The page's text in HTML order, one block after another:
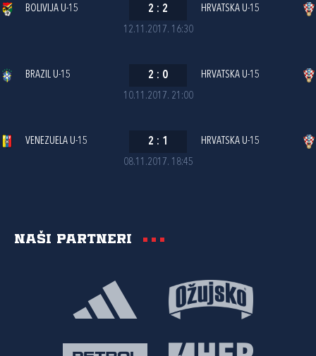
12.11.2017. 16:30
BOLIVIJA U-15 2 : 2 HRVATSKA U-15
10.11.2017. 21:00
BRAZIL U-15 2 : 0 HRVATSKA U-15
08.11.2017. 18:45
VENEZUELA U-15 2 : 1 HRVATSKA U-15
Naši partneri